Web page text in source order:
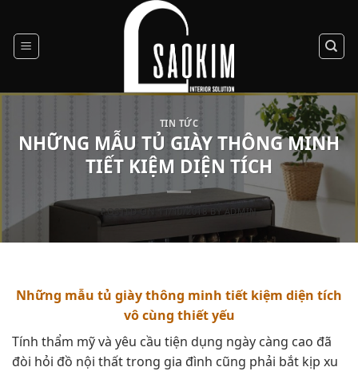
content
TIN TỨC
NHỮNG MẪU TỦ GIÀY THÔNG MINH
TIẾT KIỆM DIỆN TÍCH
POSTED ON 11/10/2018BYADMIN
Những mẫu tủ giày thông minh tiết kiệm diện tích
vô cùng thiết yếu
Tính thẩm mỹ và yêu cầu tiện dụng ngày càng cao đã
đòi hỏi đồ nội thất trong gia đình cũng phải bắt kịp xu